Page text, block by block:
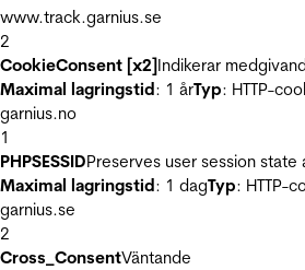
www.track.garnius.se
2
CookieConsent [x2]Indikerar
Maximal lagringstid: 1 årTyp: HTTP-
garnius.no
1
PHPSESSIDPreserves user session
Maximal lagringstid: 1 dagTyp: HTTP-
garnius.se
2
Cross_ConsentVäntande